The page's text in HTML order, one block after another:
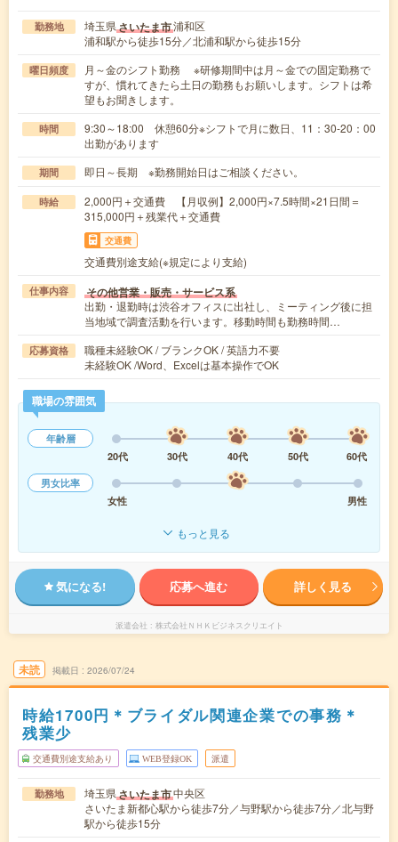
勤務地 埼玉県さいたま市浦和区
浦和駅から徒歩15分／北浦和駅から徒歩15分
曜日頻度
月～金のシフト勤務 ※研修期間中は月～金での固定勤務で
すが、慣れてきたら土日の勤務もお願いします。シフトは希
望もお聞きします。
時間
9:30～18:00 休憩60分※シフトで月に数日、11：30‐20：00
出勤があります
期間 即日～長期 ※勤務開始日はご相談ください。
時給
2,000円＋交通費 【月収例】2,000円×7.5時間×21日間＝
315,000円＋残業代＋交通費
交通費
交通費別途支給(※規定により支給)
仕事内容 その他営業・販売・サービス系
出勤・退勤時は渋谷オフィスに出社し、ミーティング後に担
当地域で調査活動を行います。移動時間も勤務時間…
応募資格
職種未経験OK / ブランクOK / 英語力不要
未経験OK /Word、Excelは基本操作でOK
職場の雰囲気
年齢層
20代
30代 40代 50代
60代
男女比率
女性
男性
もっと見る
気になる! 応募へ進む 詳しく見る
派遣会社 株式会社ＮＨＫビジネスクリエイト
未読 掲載日 2026/07/24
時給1700円＊ブライダル関連企業での事務＊
残業少
交通費別途支給あり WEB登録OK 派遣
勤務地 埼玉県さいたま市中央区
さいたま新都心駅から徒歩7分／与野駅から徒歩7分／北与野
駅から徒歩15分